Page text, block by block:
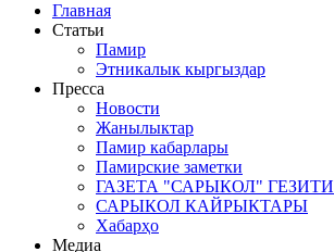
Главная
Статьи
Памир
Этникалык кыргыздар
Пресса
Новости
Жанылыктар
Памир кабарлары
Памирские заметки
ГАЗЕТА "САРЫКОЛ" ГЕЗИТИ
САРЫКОЛ КАЙРЫКТАРЫ
Хабарҳо
Медиа